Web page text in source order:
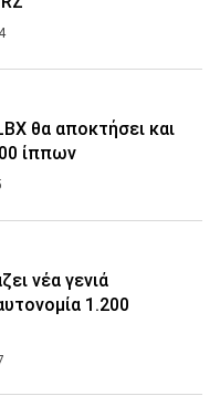
θα αποκτήσει και
ίππων
νέα γενιά
1.200